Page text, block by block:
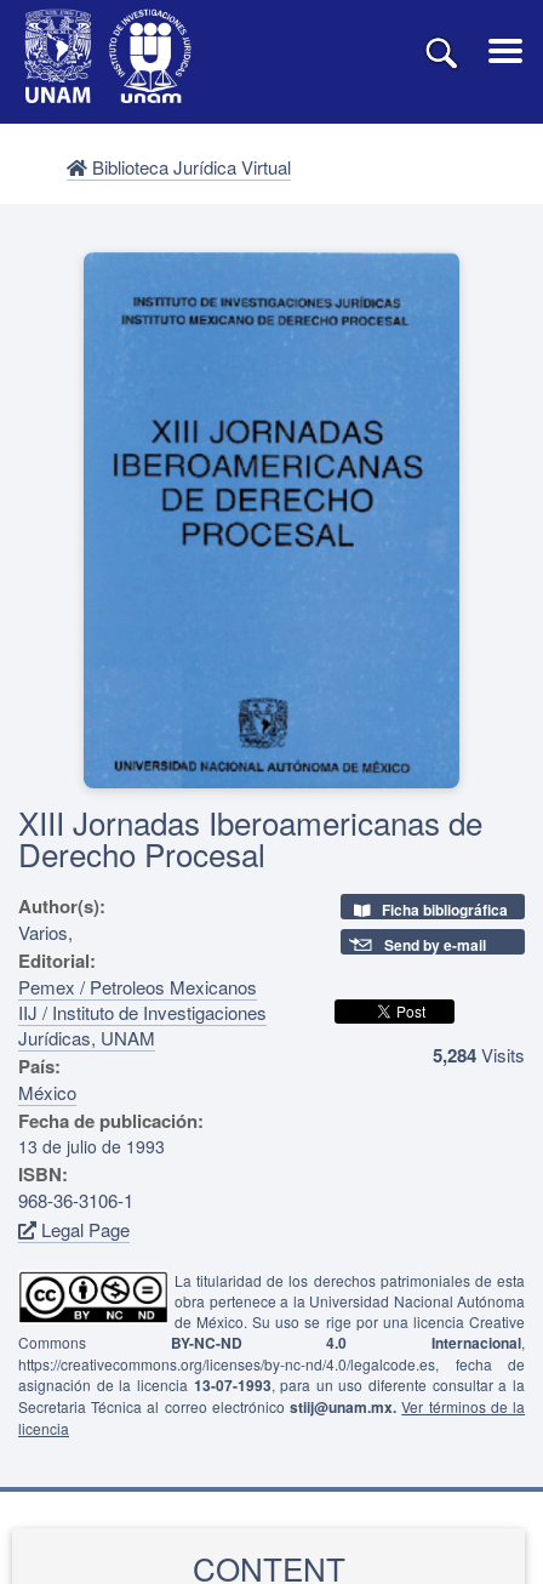
Biblioteca Jurídica Virtual
XIII Jornadas Iberoamericanas de
Derecho Procesal
Author(s):
Varios,
Editorial:
Pemex / Petroleos Mexicanos
IIJ / Instituto de Investigaciones
Jurídicas, UNAM
País:
México
Fecha de publicación:
13 de julio de 1993
ISBN:
968-36-3106-1
Legal Page
Ficha bibliográfica
Send by e-mail
5,284Visits
La titularidad de los derechos patrimoniales de esta
obra pertenece a la Universidad Nacional Autónoma
de México. Su uso se rige por una licencia Creative
Commons BY-NC-ND 4.0 Internacional,
https://creativecommons.org/licenses/by-nc-nd/4.0/legalcode.es, fecha de
asignación de la licencia 13-07-1993, para un uso diferente consultar a la
Secretaria Técnica al correo electrónicostiij@unam.mx. Ver términos de la
licencia
CONTENT